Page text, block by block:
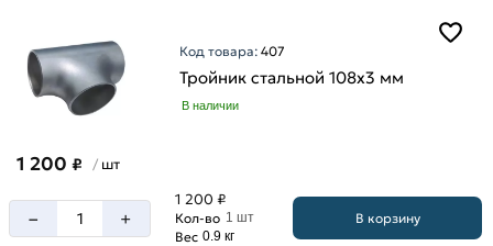
Код товара:407
Тройник стальной 108х3 мм
В наличии
1 200 ₽ / шт
– +
1 200 ₽
Кол-во 1 шт
Вес 0.9 кг
В корзину